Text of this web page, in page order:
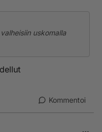
uskomalla
Kommentoi